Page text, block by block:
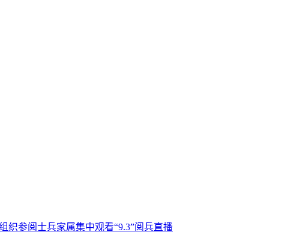
参阅士兵家属集中观看“9.3”阅兵直播